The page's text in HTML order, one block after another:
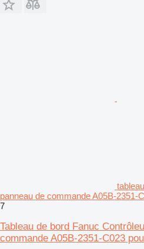
panneau de commande A05B-2351-
7
Tableau de bord Fanuc
commande A05B-2351-C023